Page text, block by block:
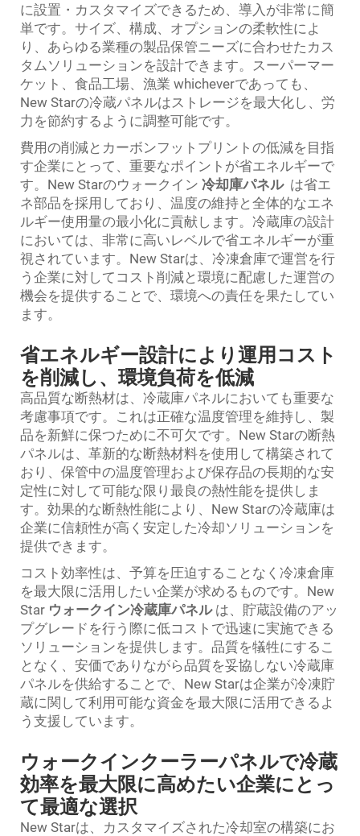
に設置・カスタマイズできるため、導入が非常に簡
単です。サイズ、構成、オプションの柔軟性によ
り、あらゆる業種の製品保管ニーズに合わせたカス
タムソリューションを設計できます。スーパーマー
ケット、食品工場、漁業 whicheverであっても、
New Starの冷蔵パネルはストレージを最大化し、労
力を節約するように調整可能です。
費用の削減とカーボンフットプリントの低減を目指
す企業にとって、重要なポイントが省エネルギーで
す。New Starのウォークイン 冷却庫パネル は省エ
ネ部品を採用しており、温度の維持と全体的なエネ
ルギー使用量の最小化に貢献します。冷蔵庫の設計
においては、非常に高いレベルで省エネルギーが重
視されています。New Starは、冷凍倉庫で運営を行
う企業に対してコスト削減と環境に配慮した運営の
機会を提供することで、環境への責任を果たしてい
ます。
省エネルギー設計により運用コスト
を削減し、環境負荷を低減
高品質な断熱材は、冷蔵庫パネルにおいても重要な
考慮事項です。これは正確な温度管理を維持し、製
品を新鮮に保つために不可欠です。New Starの断熱
パネルは、革新的な断熱材料を使用して構築されて
おり、保管中の温度管理および保存品の長期的な安
定性に対して可能な限り最良の熱性能を提供しま
す。効果的な断熱性能により、New Starの冷蔵庫は
企業に信頼性が高く安定した冷却ソリューションを
提供できます。
コスト効率性は、予算を圧迫することなく冷凍倉庫
を最大限に活用したい企業が求めるものです。New
Star ウォークイン冷蔵庫パネル は、貯蔵設備のアッ
プグレードを行う際に低コストで迅速に実施できる
ソリューションを提供します。品質を犠牲にするこ
となく、安価でありながら品質を妥協しない冷蔵庫
パネルを供給することで、New Starは企業が冷凍貯
蔵に関して利用可能な資金を最大限に活用できるよ
う支援しています。
ウォークインクーラーパネルで冷蔵
効率を最大限に高めたい企業にとっ
て最適な選択
New Starは、カスタマイズされた冷却室の構築にお